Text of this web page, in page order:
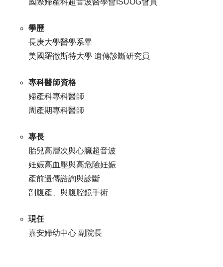
學歷
長庚大學醫學系畢
美國羅徹斯特大學 遺傳診斷研究員
專科醫師資格
婦產科專科醫師
周產期專科醫師
專長
胎兒高層次與心臟超音波
妊娠高血壓與高危險妊娠
產前遺傳諮詢與診斷
剖腹產、與腹腔鏡手術
現任
嘉安婦幼中心 副院長